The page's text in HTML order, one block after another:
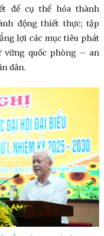
để cụ thể hóa thành
động thiết thực; tập
lợi các mục tiêu phát
quốc phòng – an
dân.